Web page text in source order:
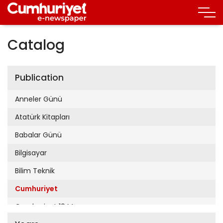
Catalog
Publication
Anneler Günü
Atatürk Kitapları
Babalar Günü
Bilgisayar
Bilim Teknik
Cumhuriyet
Cumhuriyet 19 Mayıs